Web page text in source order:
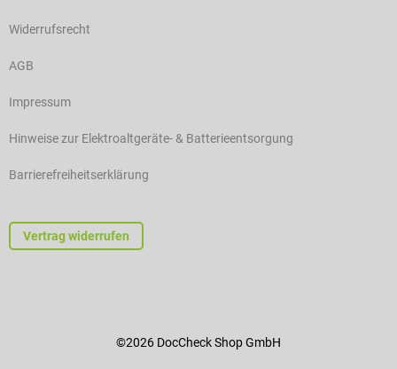
Widerrufsrecht
AGB
Impressum
Hinweise zur Elektroaltgeräte- & Batterieentsorgung
Barrierefreiheitserklärung
Vertrag widerrufen
©2026 DocCheck Shop GmbH